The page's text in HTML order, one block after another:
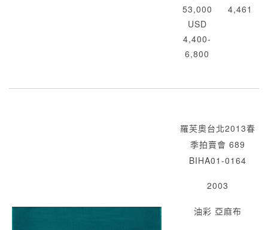
53,000
USD
4,400-
6,800
4,461
羅芙奧台北2013春
季拍賣會 689
BIHA01-0164
2003
油彩 亞麻布